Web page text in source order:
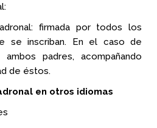
firmada por todos los
se inscriban. En el caso de
padres, acompañando
de éstos.
en otros idiomas